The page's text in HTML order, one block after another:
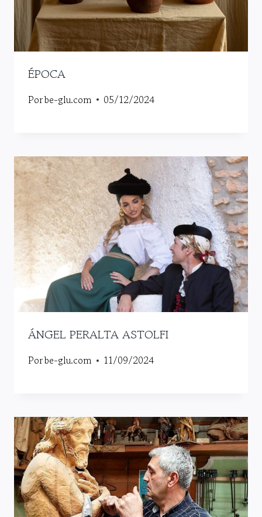
ÉPOCA
Porbe-glu.com 05/12/2024
ÁNGEL PERALTA ASTOLFI
Porbe-glu.com 11/09/2024